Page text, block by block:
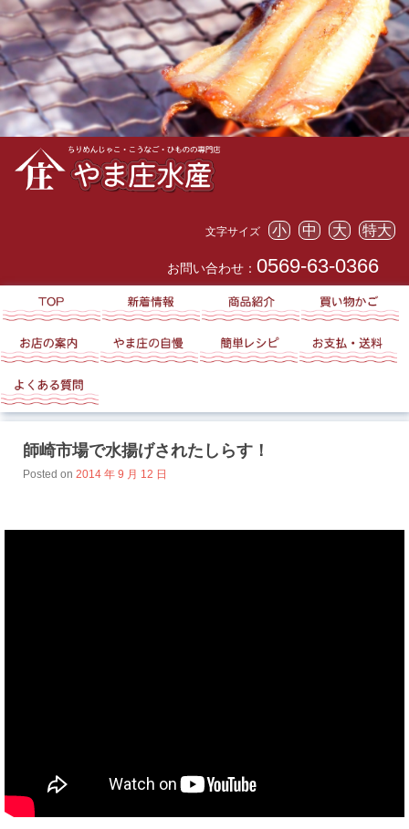
文字サイズ 小 中 大 特大
お問い合わせ： 0569-63-0366
師崎市場で水揚げされたしらす！
Posted on 2014 年 9 月 12 日